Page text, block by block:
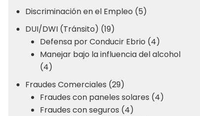
Discriminación en el Empleo (5)
DUI/DWI (Tránsito) (19)
Defensa por Conducir Ebrio (4)
Manejar bajo la influencia del alcohol
(4)
Fraudes Comerciales (29)
Fraudes con paneles solares (4)
Fraudes con seguros (4)